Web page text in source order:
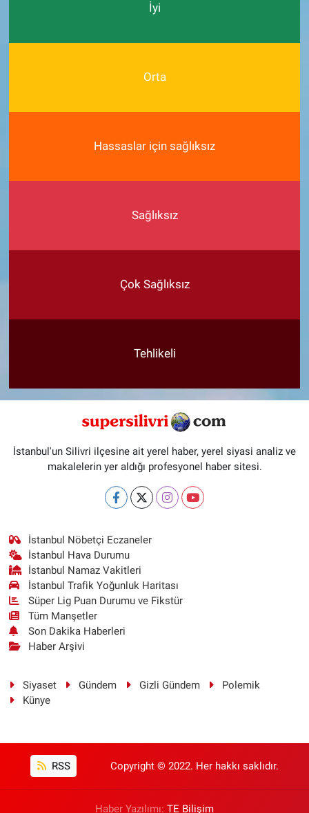
İyi
Orta
Hassaslar için sağlıksız
Sağlıksız
Çok Sağlıksız
Tehlikeli
İstanbul'un Silivri ilçesine ait yerel haber, yerel siyasi analiz ve
makalelerin yer aldığı profesyonel haber sitesi.
İstanbul Nöbetçi Eczaneler
İstanbul Hava Durumu
İstanbul Namaz Vakitleri
İstanbul Trafik Yoğunluk Haritası
Süper Lig Puan Durumu ve Fikstür
Tüm Manşetler
Son Dakika Haberleri
Haber Arşivi
Siyaset Gündem Gizli Gündem
Polemik
Künye
RSS Copyright © 2022. Her hakkı saklıdır.
Haber Yazılımı: TE Bilişim